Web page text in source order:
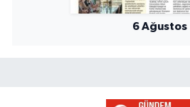
6 Ağustos